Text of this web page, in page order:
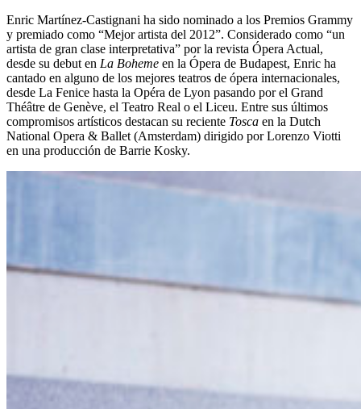
Enric Martínez-Castignani ha sido nominado a los Premios Grammy
y premiado como “Mejor artista del 2012”. Considerado como “un
artista de gran clase interpretativa” por la revista Ópera Actual,
desde su debut en La Boheme en la Ópera de Budapest, Enric ha
cantado en alguno de los mejores teatros de ópera internacionales,
desde La Fenice hasta la Opéra de Lyon pasando por el Grand
Théâtre de Genève, el Teatro Real o el Liceu. Entre sus últimos
compromisos artísticos destacan su reciente Tosca en la Dutch
National Opera & Ballet (Amsterdam) dirigido por Lorenzo Viotti
en una producción de Barrie Kosky.